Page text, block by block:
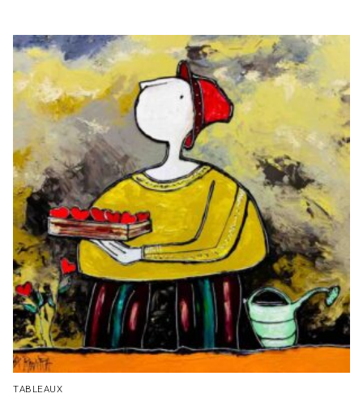
TABLEAUX